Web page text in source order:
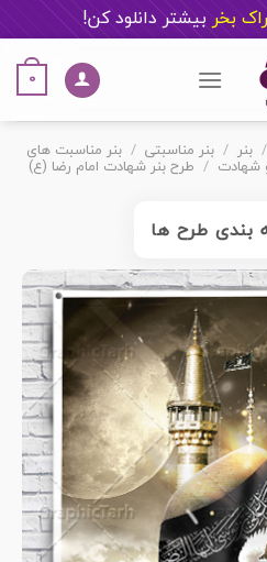
بیشتر دانلود کن!
0
/ بنر / بنر مناسبتی / بنر مناسبت های
شهادت / طرح بنر شهادت امام رضا (ع)
بندی طرح ها